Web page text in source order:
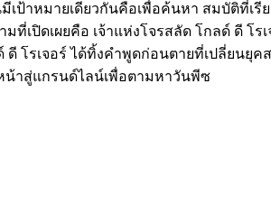
เป้าหมายเดียวกันคือเพื่อค้นหา สมบัติที่
เปิดเผยคือ เจ้าแห่งโจรสลัด โกลด์ ดี โ
โรเจอร์ ได้ทิ้งคำพูดก่อนตายที่เปลี่ยนยุ
น้าสู่แกรนด์ไลน์เพื่อตามหาวันพีซ